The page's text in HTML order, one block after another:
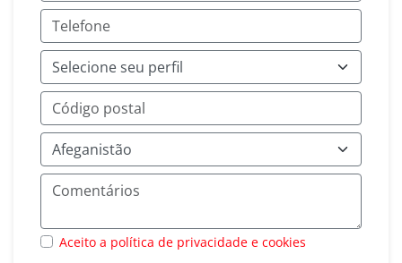
Aceito a política de privacidade e cookies